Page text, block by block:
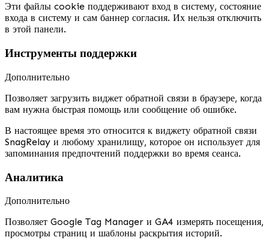
Эти файлы cookie поддерживают вход в систему, состояние
входа в систему и сам баннер согласия. Их нельзя отключить
в этой панели.
Инструменты поддержки
Дополнительно
Позволяет загрузить виджет обратной связи в браузере, когда
вам нужна быстрая помощь или сообщение об ошибке.
В настоящее время это относится к виджету обратной связи
SnagRelay и любому хранилищу, которое он использует для
запоминания предпочтений поддержки во время сеанса.
Аналитика
Дополнительно
Позволяет Google Tag Manager и GA4 измерять посещения,
просмотры страниц и шаблоны раскрытия историй.